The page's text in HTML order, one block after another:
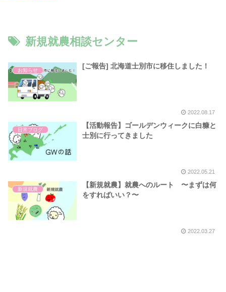
新規就農相談センター
お知らせ
[ご報告] 北海道士別市に移住しました！
2022.08.17
日常ブログ
【活動報告】ゴールデンウィークに白糠と
士別に行ってきました
2022.05.21
新規就農
【新規就農】就農へのルート 〜まずは何
をすればいい？〜
2022.03.27